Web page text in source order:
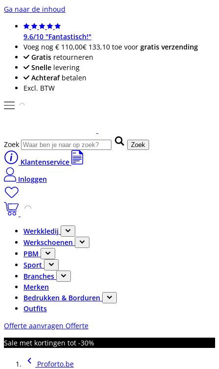
Ga naar de inhoud
9.6/10 "Fantastisch!"
Voeg nog € 110,00€ 133,10 toe voor gratis verzending
Gratis retourneren
Snelle levering
Achterafbetalen
Excl. BTW
Zoek Zoek
Klantenservice
Inloggen
Werkkledij
Werkschoenen
PBM
Sport
Branches
Merken
Bedrukken & Borduren
Outfits
Offerte aanvragen Offerte
Sale met kortingen tot -30%
Proforto.be